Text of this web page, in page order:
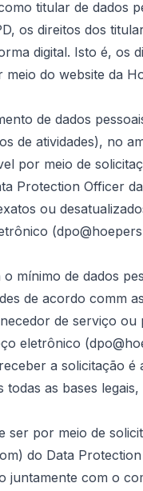
titular de dados
os direitos dos
digital. Isto é, os
do website da
de dados
de atividades), no
por meio de
Protection Officer
ou
mínimo de dados
de acordo comm
de serviço
eletrônico
a solicitação é
as bases
ser por meio de
do Data
juntamente com o